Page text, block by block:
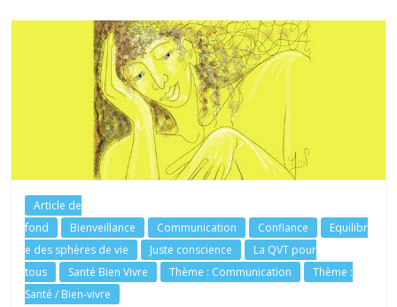
o dI
n
st er
Article de
fond
Bienveillance Communication Confiance
Equilibr
e des sphères de vie
Juste conscience
La QVT pour
tous
Santé Bien Vivre Thème : Communication
Thème :
Santé / Bien-vivre